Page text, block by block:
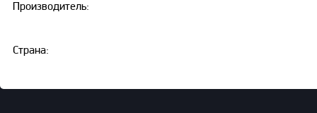
Производитель:
Страна: